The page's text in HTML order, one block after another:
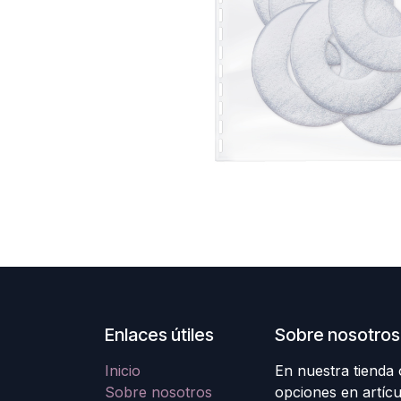
Enlaces útiles
Inicio
Sobre nosotros
Sobre nosotros
En nuestra tienda
opciones en